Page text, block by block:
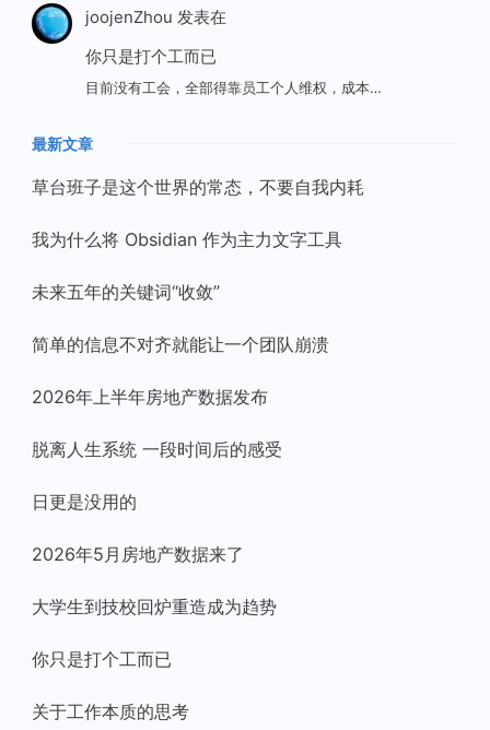
joojenZhou 发表在
你只是打个工而已
目前没有工会，全部得靠员工个人维权，成本…
最新文章
草台班子是这个世界的常态，不要自我内耗
我为什么将 Obsidian 作为主力文字工具
未来五年的关键词“收敛”
简单的信息不对齐就能让一个团队崩溃
2026年上半年房地产数据发布
脱离人生系统 一段时间后的感受
日更是没用的
2026年5月房地产数据来了
大学生到技校回炉重造成为趋势
你只是打个工而已
关于工作本质的思考